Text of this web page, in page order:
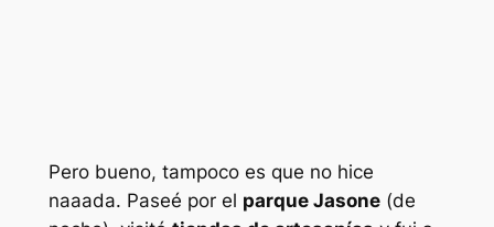
Pero bueno, tampoco es que no hice
naaada. Paseé por el parque Jasone(de